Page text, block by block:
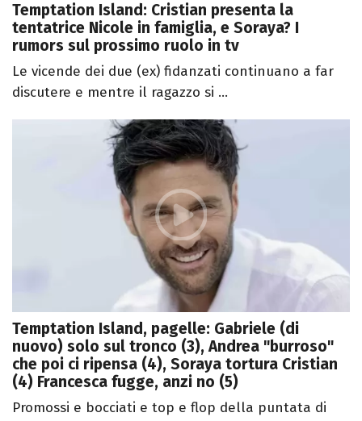
Temptation Island: Cristian presenta la
tentatrice Nicole in famiglia, e Soraya? I
rumors sul prossimo ruolo in tv
Le vicende dei due (ex) fidanzati continuano a far
discutere e mentre il ragazzo si ...
Temptation Island, pagelle: Gabriele (di
nuovo) solo sul tronco (3), Andrea "burroso"
che poi ci ripensa (4), Soraya tortura Cristian
(4) Francesca fugge, anzi no (5)
Promossi e bocciati e top e flop della puntata di